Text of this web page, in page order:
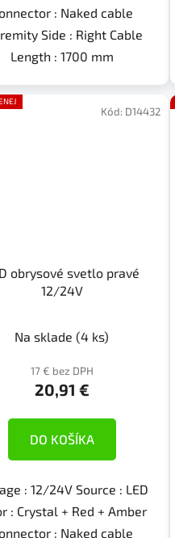
: Naked cable
Side : Right Cable
Length : 1700 mm
obrysové svetlo pravé
12/24V
Na sklade(4 ks)
17 € bez DPH
20,91 €
DO KOŠÍKA
: 12/24V Source : LED
: Crystal + Red + Amber
: Naked cable
Kód: D14432